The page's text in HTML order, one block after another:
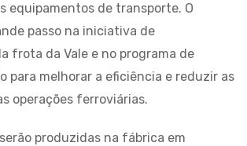
equipamentos de transporte. O
passo na iniciativa de
frota da Vale e no programa de
para melhorar a eficiência e reduzir as
operações ferroviárias.
produzidas na fábrica em